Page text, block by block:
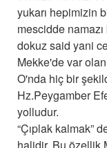
yukarı hepimizin
mescidde
dokuz said yani
Mekke'de var
O'nda hiç bir
Hz.Peygamber
yolludur.
“Çıplak kalmak”